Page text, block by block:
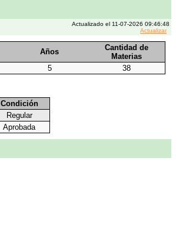
Actualizado el 11-07-2026 09:46:48
Actualizar
Años
Cantidad de
Materias
5
38
Condición
Regular
Aprobada